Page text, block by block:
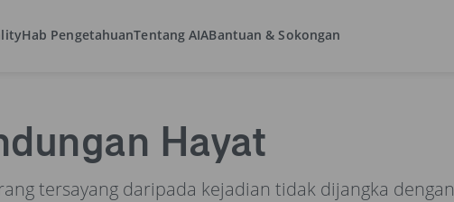
Hab PengetahuanTentang AIABantuan & Sokongan
Hayat
tersayang daripada kejadian tidak dijangka dengan